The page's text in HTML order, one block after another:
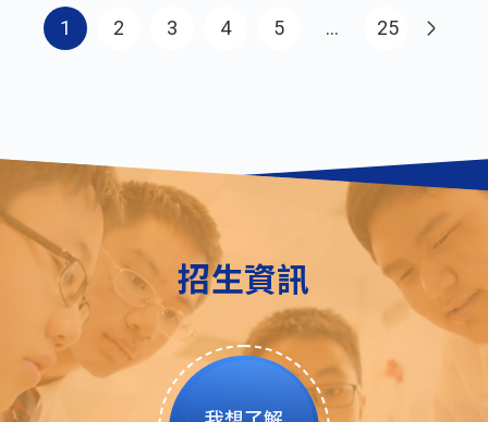
Pagination
1 2 3 4 5 …
25
招生資訊